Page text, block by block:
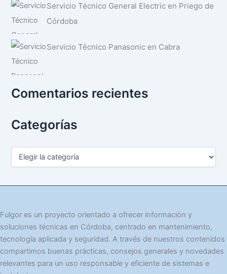
Servicio Técnico General Electric en Priego de
Córdoba
Servicio Técnico Panasonic en Cabra
Comentarios recientes
Categorías
C
r
a
s
Fulgor es un proyecto orientado a ofrecer información y
soluciones técnicas en Córdoba, centrado en mantenimiento,
tecnología aplicada y seguridad. A través de nuestros contenidos
compartimos buenas prácticas, consejos generales y novedades
relevantes para un uso responsable y eficiente de sistemas e